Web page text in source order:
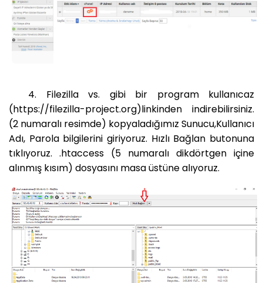
4. Filezilla vs. gibi bir program kullanıcaz
(https://filezilla-project.org)linkinden indirebilirsiniz.
(2 numaralı resimde) kopyaladığımız Sunucu,Kullanıcı
Adı, Parola bilgilerini giriyoruz. Hızlı Bağlan butonuna
tıklıyoruz. .htaccess (5 numaralı dikdörtgen içine
alınmış kısım) dosyasını masa üstüne alıyoruz.